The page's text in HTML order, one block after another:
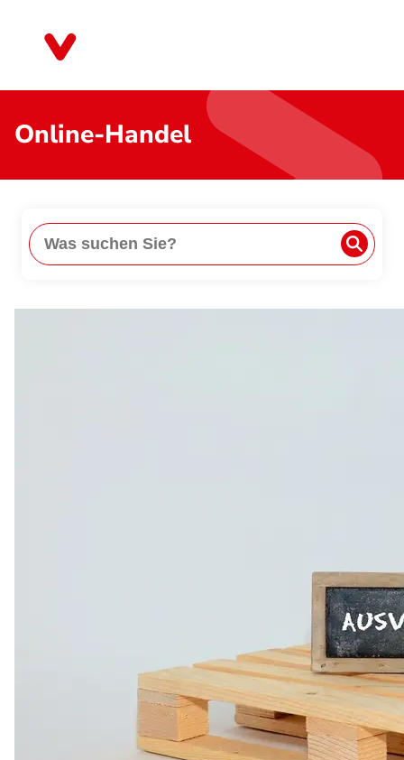
Online-Handel